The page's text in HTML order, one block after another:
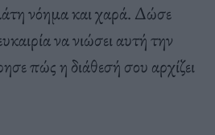
νόημα και χαρά. Δώσε
να νιώσει αυτή την
πώς η διάθεσή σου αρχίζει